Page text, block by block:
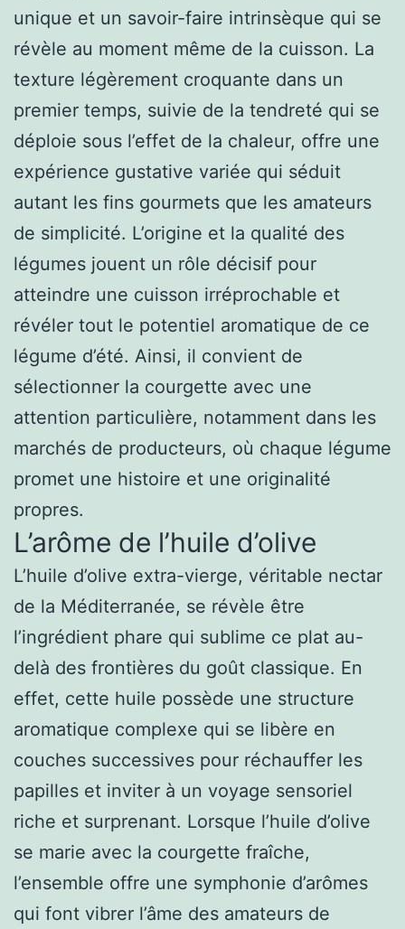
unique et un savoir-faire intrinsèque qui se
révèle au moment même de la cuisson. La
texture légèrement croquante dans un
premier temps, suivie de la tendreté qui se
déploie sous l’effet de la chaleur, offre une
expérience gustative variée qui séduit
autant les fins gourmets que les amateurs
de simplicité. L’origine et la qualité des
légumes jouent un rôle décisif pour
atteindre une cuisson irréprochable et
révéler tout le potentiel aromatique de ce
légume d’été. Ainsi, il convient de
sélectionner la courgette avec une
attention particulière, notamment dans les
marchés de producteurs, où chaque légume
promet une histoire et une originalité
propres.
L’arôme de l’huile d’olive
L’huile d’olive extra-vierge, véritable nectar
de la Méditerranée, se révèle être
l’ingrédient phare qui sublime ce plat au-
delà des frontières du goût classique. En
effet, cette huile possède une structure
aromatique complexe qui se libère en
couches successives pour réchauffer les
papilles et inviter à un voyage sensoriel
riche et surprenant. Lorsque l’huile d’olive
se marie avec la courgette fraîche,
l’ensemble offre une symphonie d’arômes
qui font vibrer l’âme des amateurs de